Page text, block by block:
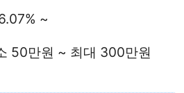
~
50만원 ~ 최대 300만원